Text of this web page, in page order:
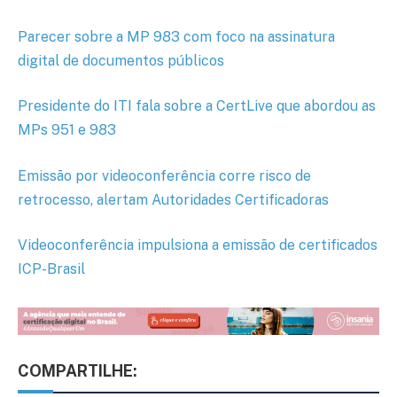
Parecer sobre a MP 983 com foco na assinatura
digital de documentos públicos
Presidente do ITI fala sobre a CertLive que abordou as
MPs 951 e 983
Emissão por videoconferência corre risco de
retrocesso, alertam Autoridades Certificadoras
Videoconferência impulsiona a emissão de certificados
ICP-Brasil
COMPARTILHE: